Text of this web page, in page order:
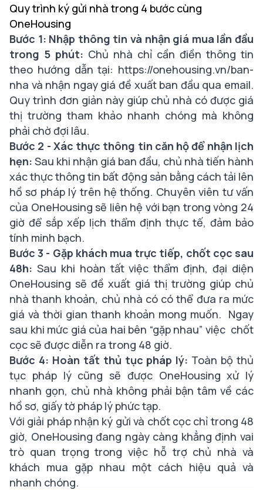
Quy trình ký gửi nhà trong 4 bước cùng
OneHousing
Bước 1: Nhập thông tin và nhận giá mua lần đầu
trong 5 phút: Chủ nhà chỉ cần điền thông tin
theo hướng dẫn tại: https://onehousing.vn/ban-
nha và nhận ngay giá đề xuất ban đầu qua email.
Quy trình đơn giản này giúp chủ nhà có được giá
thị trường tham khảo nhanh chóng mà không
phải chờ đợi lâu.
Bước 2 - Xác thực thông tin căn hộ để nhận lịch
hẹn: Sau khi nhận giá ban đầu, chủ nhà tiến hành
xác thực thông tin bất động sản bằng cách tải lên
hồ sơ pháp lý trên hệ thống. Chuyên viên tư vấn
của OneHousing sẽ liên hệ với bạn trong vòng 24
giờ để sắp xếp lịch thẩm định thực tế, đảm bảo
tính minh bạch.
Bước 3 - Gặp khách mua trực tiếp, chốt cọc sau
48h: Sau khi hoàn tất việc thẩm định, đại diện
OneHousing sẽ đề xuất giá thị trường giúp chủ
nhà thanh khoản, chủ nhà có có thể đưa ra mức
giá và thời gian thanh khoản mong muốn. Ngay
sau khi mức giá của hai bên “gặp nhau” việc chốt
cọc sẽ được diễn ra trong 48 giờ.
Bước 4: Hoàn tất thủ tục pháp lý: Toàn bộ thủ
tục pháp lý cũng sẽ được OneHousing xử lý
nhanh gọn, chủ nhà không phải bận tâm về các
hồ sơ, giấy tờ pháp lý phức tạp.
Với giải pháp nhận ký gửi và chốt cọc chỉ trong 48
giờ, OneHousing đang ngày càng khẳng định vai
trò quan trọng trong việc hỗ trợ chủ nhà và
khách mua gặp nhau một cách hiệu quả và
nhanh chóng.